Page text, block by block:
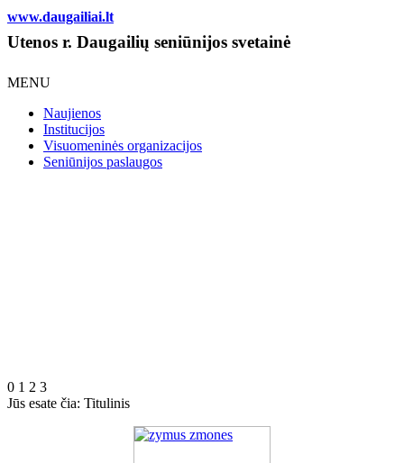
www.daugailiai.lt
Utenos r. Daugailių seniūnijos svetainė
MENU
Naujienos
Institucijos
Visuomeninės organizacijos
Seniūnijos paslaugos
0 1 2 3
Jūs esate čia: Titulinis